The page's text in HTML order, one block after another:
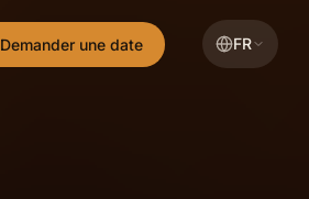
Demander une date FR